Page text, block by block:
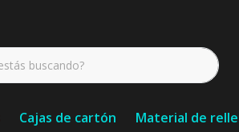
Cajas de cartón Material de